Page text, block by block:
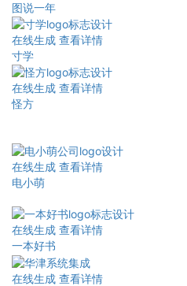
图说一年
在线生成 查看详情
寸学
在线生成 查看详情
怪方
在线生成 查看详情
电小萌
在线生成 查看详情
一本好书
在线生成 查看详情